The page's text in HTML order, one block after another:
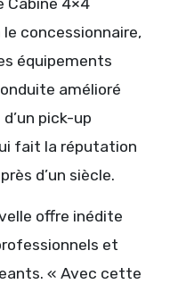
Cabine 4×4
concessionnaire,
équipements
amélioré
pick-up
fait la réputation
d’un siècle.
offre inédite
et
« Avec cette